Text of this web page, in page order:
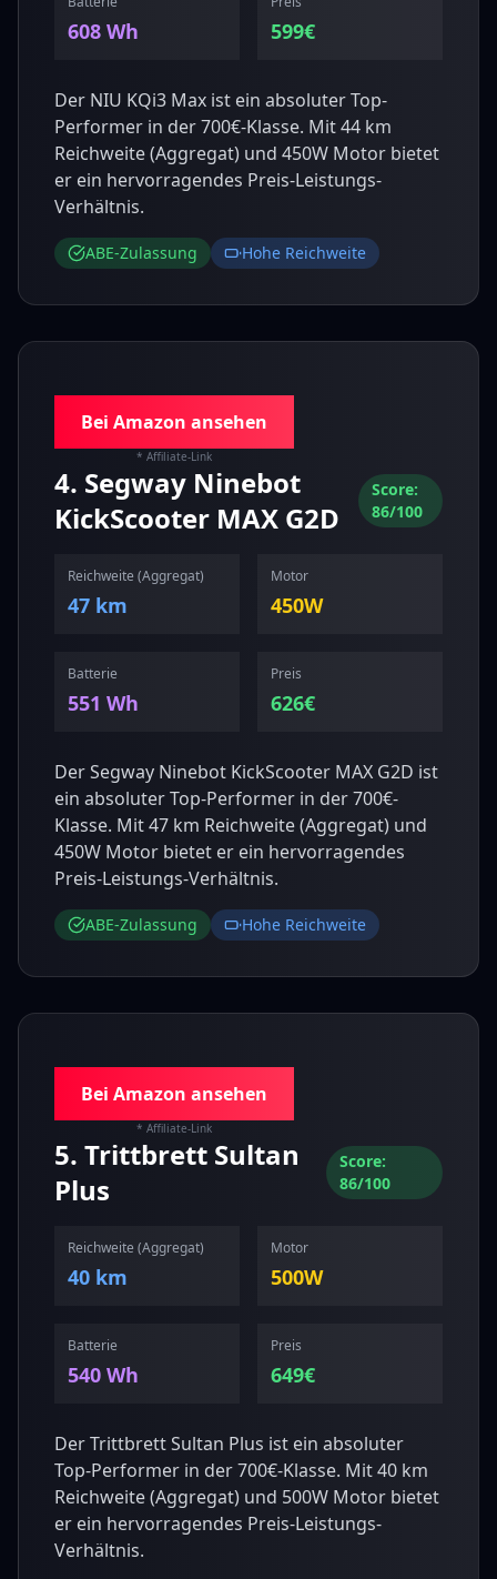
608 Wh 599€
Der NIU KQi3 Max ist ein absoluter Top-
Performer in der 700€-Klasse. Mit 44 km
Reichweite (Aggregat) und 450W Motor bietet
er ein hervorragendes Preis-Leistungs-
Verhältnis.
ABE-Zulassung Hohe Reichweite
Bei Amazon ansehen
* Affiliate-Link
4. Segway Ninebot
KickScooter MAX G2D
Score:
86/100
Reichweite (Aggregat)
47 km
Motor
450W
Batterie
551 Wh
Preis
626€
Der Segway Ninebot KickScooter MAX G2D ist
ein absoluter Top-Performer in der 700€-
Klasse. Mit 47 km Reichweite (Aggregat) und
450W Motor bietet er ein hervorragendes
Preis-Leistungs-Verhältnis.
ABE-Zulassung Hohe Reichweite
Bei Amazon ansehen
* Affiliate-Link
5. Trittbrett Sultan
Plus
Score:
86/100
Reichweite (Aggregat)
40 km
Motor
500W
Batterie
540 Wh
Preis
649€
Der Trittbrett Sultan Plus ist ein absoluter
Top-Performer in der 700€-Klasse. Mit 40 km
Reichweite (Aggregat) und 500W Motor bietet
er ein hervorragendes Preis-Leistungs-
Verhältnis.